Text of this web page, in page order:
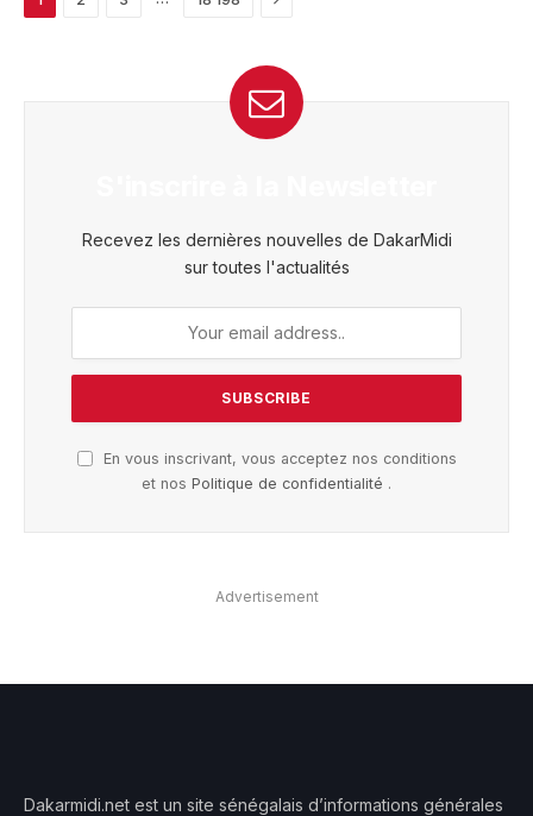
Recevez les dernières nouvelles de DakarMidi
sur toutes l'actualités
En vous inscrivant, vous acceptez nos conditions
et nos Politique de confidentialité .
Advertisement
Dakarmidi.net est un site sénégalais d’informations générales